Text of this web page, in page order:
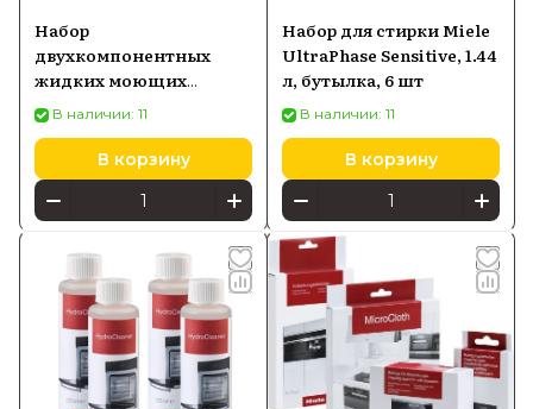
Набор
двухкомпонентных
жидких моющих
средств Miele
UltraPhase 1 & 2 (6 шт)
В наличии: 11
В корзину
Набор для стирки Miele
UltraPhase Sensitive, 1.44
л, бутылка, 6 шт
В наличии: 11
В корзину